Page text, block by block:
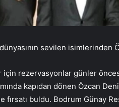
sevilen isimlerinden
için rezervasyonlar günler
kapıdan dönen Özcan
fırsatı buldu. Bodrum Günay